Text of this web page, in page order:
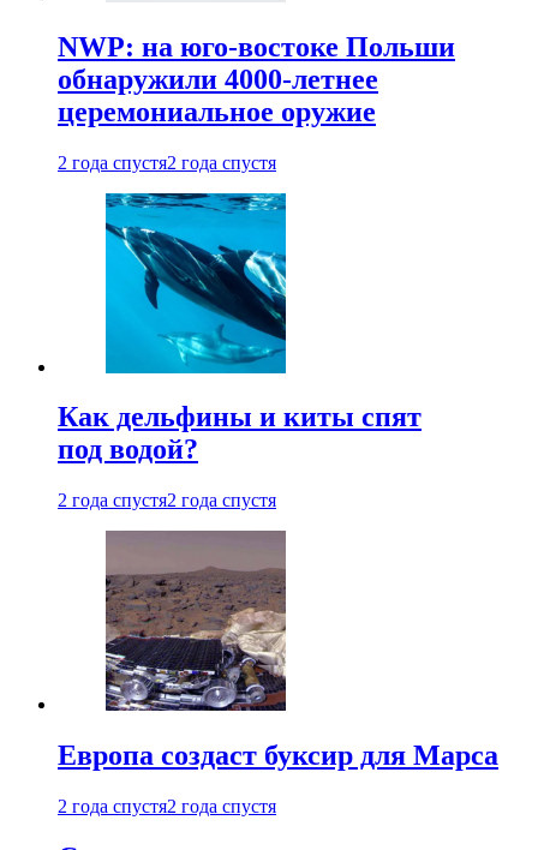
NWP: на юго-востоке Польши
обнаружили 4000-летнее
церемониальное оружие
2 года спустя2 года спустя
Как дельфины и киты спят
под водой?
2 года спустя2 года спустя
Европа создаст буксир для Марса
2 года спустя2 года спустя